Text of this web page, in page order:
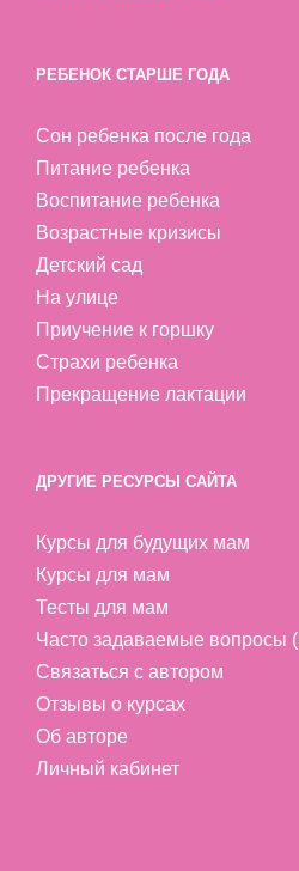
РЕБЕНОК СТАРШЕ ГОДА
Сон ребенка после года
Питание ребенка
Воспитание ребенка
Возрастные кризисы
Детский сад
На улице
Приучение к горшку
Страхи ребенка
Прекращение лактации
ДРУГИЕ РЕСУРСЫ САЙТА
Курсы для будущих мам
Курсы для мам
Тесты для мам
Часто задаваемые вопросы
Связаться с автором
Отзывы о курсах
Об авторе
Личный кабинет